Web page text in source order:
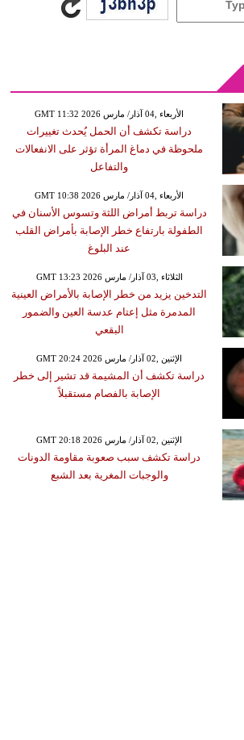
GMT 11:32 2026 الأربعاء ,04 آذار/ مارس
دراسة تكشف أن الحمل يُحدث تغييرات
ملحوظة في دماغ المرأة تؤثر على الانفعالات
والتفاعل
GMT 10:38 2026 الأربعاء ,04 آذار/ مارس
دراسة تربط أمراض اللثة وتسوس الأسنان في
الطفولة بارتفاع خطر الإصابة بأمراض القلب
عند البلوغ
GMT 13:23 2026 الثلاثاء ,03 آذار/ مارس
التدخين يزيد من خطر الإصابة بالأمراض العينية
المدمرة مثل إعتام عدسة العين والضمور
البقعي
GMT 20:24 2026 الإثنين ,02 آذار/ مارس
دراسة تكشف أن المشيمة قد تشير إلى خطر
الإصابة بالفصام مستقبلاً
GMT 20:18 2026 الإثنين ,02 آذار/ مارس
دراسة تكشف سبب صعوبة مقاومة الدونات
والوجبات المغرية بعد الشبع